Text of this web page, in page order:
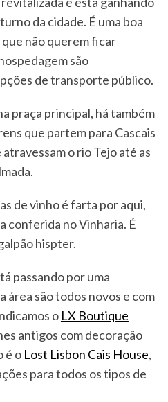
da cidade. É uma boa
não querem ficar
são
de transporte público.
praça principal, há também
que partem para Cascais
o rio Tejo até as
de vinho é farta por aqui,
conferida no Vinharia. É
hispter.
passando por uma
área são todos novos e com
o LX Boutique
antigos com decoração
é o Lost Lisbon Cais House,
para todos os tipos de